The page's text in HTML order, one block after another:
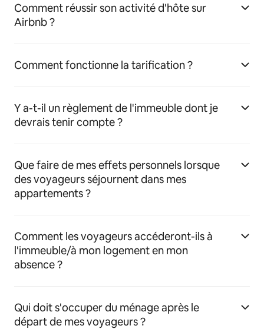
Comment réussir son activité d'hôte sur
Airbnb ?
Comment fonctionne la tarification ?
Y a-t-il un règlement de l'immeuble dont je
devrais tenir compte ?
Que faire de mes effets personnels lorsque
des voyageurs séjournent dans mes
appartements ?
Comment les voyageurs accéderont-ils à
l'immeuble/à mon logement en mon
absence ?
Qui doit s'occuper du ménage après le
départ de mes voyageurs ?